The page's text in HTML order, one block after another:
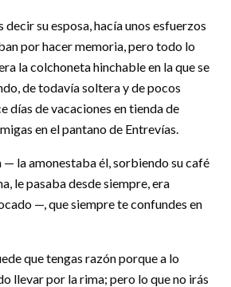
decir su esposa, hacía unos esfuerzos
por hacer memoria, pero todo lo
la colchoneta hinchable en la que se
de todavía soltera y de pocos
días de vacaciones en tienda de
en el pantano de Entrevías.
— la amonestaba él, sorbiendo su café
le pasaba desde siempre, era
—, que siempre te confundes en
que tengas razón porque a lo
llevar por la rima; pero lo que no irás